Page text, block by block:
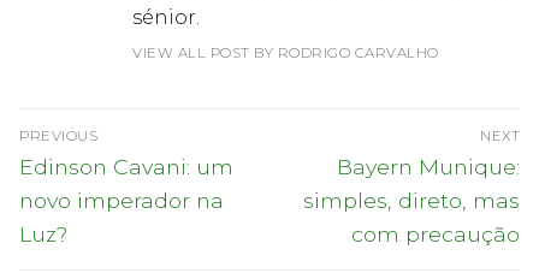
sénior.
VIEW ALL POST BY RODRIGO CARVALHO
Navegação
de
artigos
PREVIOUS
Previous
post:
Edinson Cavani: um
novo imperador na
Luz?
NEXT
Next
post:
Bayern Munique:
simples, direto, mas
com precaução